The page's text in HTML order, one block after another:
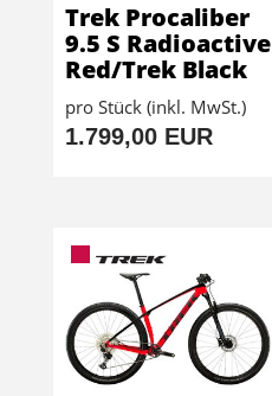
Trek Procaliber
9.5 S Radioactive
Red/Trek Black
pro Stück (inkl. MwSt.)
1.799,00 EUR